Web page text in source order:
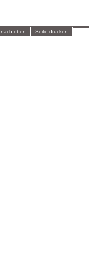
nach oben Seite drucken